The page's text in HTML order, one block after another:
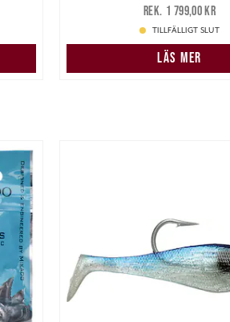
1 799,00 kr
1 799,00 kr
TILLFÄLLIGT SLUT
LÄS MER